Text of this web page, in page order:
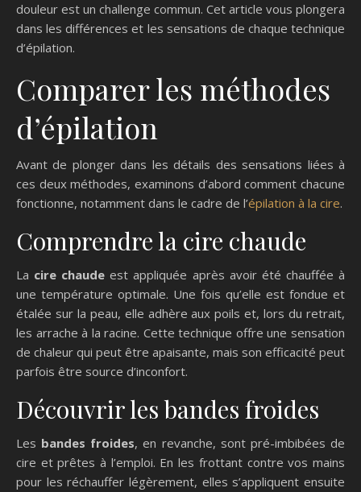
douleur est un challenge commun. Cet article vous plongera
dans les différences et les sensations de chaque technique
d’épilation.
Comparer les méthodes
d’épilation
Avant de plonger dans les détails des sensations liées à
ces deux méthodes, examinons d’abord comment chacune
fonctionne, notamment dans le cadre de l’épilation à la cire.
Comprendre la cire chaude
La cire chaude est appliquée après avoir été chauffée à
une température optimale. Une fois qu’elle est fondue et
étalée sur la peau, elle adhère aux poils et, lors du retrait,
les arrache à la racine. Cette technique offre une sensation
de chaleur qui peut être apaisante, mais son efficacité peut
parfois être source d’inconfort.
Découvrir les bandes froides
Les bandes froides, en revanche, sont pré-imbibées de
cire et prêtes à l’emploi. En les frottant contre vos mains
pour les réchauffer légèrement, elles s’appliquent ensuite